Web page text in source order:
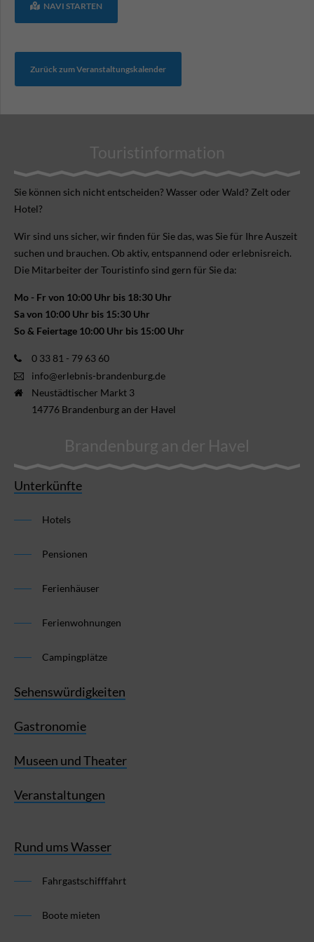
NAVI STARTEN
Zurück zum Veranstaltungskalender
Touristinformation
Sie können sich nicht ent­scheiden? Wasser oder Wald? Zelt oder
Hotel?
Wir sind uns sicher, wir finden für Sie das, was Sie für Ihre Aus­zeit
suchen und brauchen. Ob aktiv, ent­spannend oder erlebnis­reich.
Die Mitarbeiter der Touristinfo sind gern für Sie da:
Mo - Fr von 10:00 Uhr bis 18:30 Uhr
Sa von 10:00 Uhr bis 15:30 Uhr
So & Feiertage 10:00 Uhr bis 15:00 Uhr
0 33 81 - 79 63 60
info@erlebnis-brandenburg.de
Neustädtischer Markt 3
14776 Brandenburg an der Havel
Brandenburg an der Havel
Unterkünfte
Hotels
Pensionen
Ferienhäuser
Ferienwohnungen
Campingplätze
Sehenswürdigkeiten
Gastronomie
Museen und Theater
Veranstaltungen
Rund ums Wasser
Fahrgastschifffahrt
Boote mieten